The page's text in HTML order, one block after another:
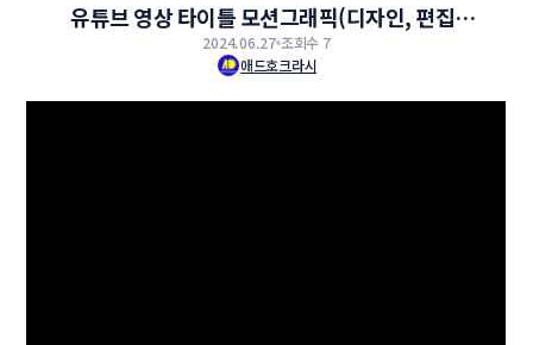
유튜브 영상 타이틀 모션그래픽(디자인, 편집)
제작
2024.06.27 조회수 7
애드호크라시